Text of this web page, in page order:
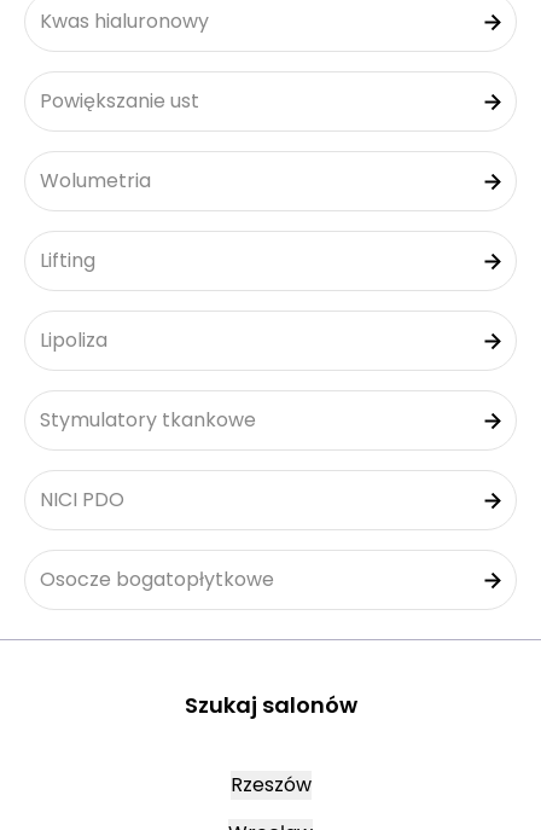
Kwas hialuronowy
Powiększanie ust
Wolumetria
Lifting
Lipoliza
Stymulatory tkankowe
NICI PDO
Osocze bogatopłytkowe
Szukaj salonów
Rzeszów